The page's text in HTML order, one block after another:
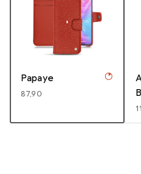
Papaye
EUR
87,90